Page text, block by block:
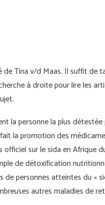
de Tina v/d Maas. Il suffit de
à droite pour lire les
la personne la plus
la promotion des
sur le sida en Afrique
de détoxification
de personnes atteintes du «
autres maladies de